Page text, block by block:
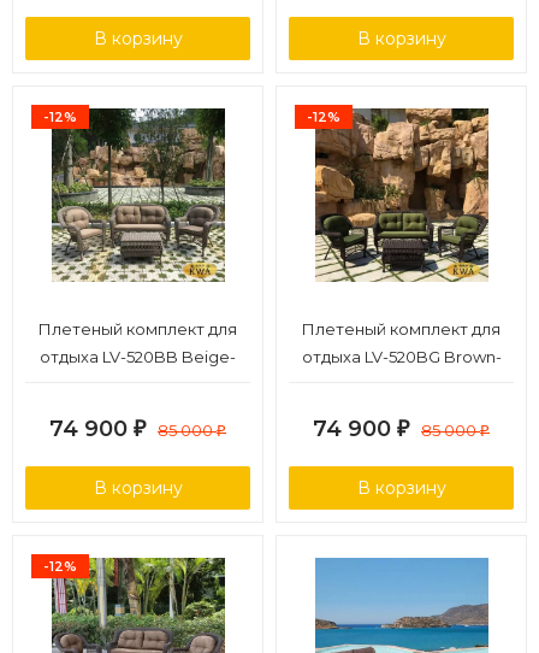
В корзину В корзину
-12%
Плетеный комплект для
отдыха LV-520BB Beige-
74 900 ₽ 85 000₽
В корзину
-12%
Плетеный комплект для
отдыха LV-520BG Brown-
74 900 ₽ 85 000₽
В корзину
-12%